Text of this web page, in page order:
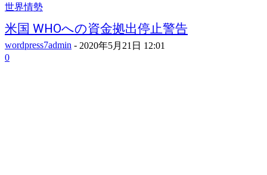
世界情勢
米国 WHOへの資金拠出停止警告
wordpress7admin - 2020年5月21日 12:01
0